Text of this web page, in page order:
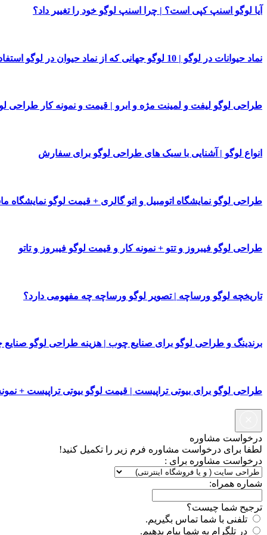
آیا لوگو اسنپ کپی است؟ | چرا اسنپ لوگو خود را تغییر داد؟
نماد حیوانات در لوگو | 10 لوگو جهانی که از نماد حیوان در لوگو استفاده کرده اند
طراحی لوگو لیفت و لمینت مژه و ابرو | قیمت و نمونه کار طراحی
انواع لوگو | آشنایی با سبک های طراحی لوگو برای سفارش
طراحی لوگو نمایشگاه اتومبیل و اتو گالری + قیمت لوگو نمایشگاه
طراحی لوگو فیبروز و تتو + نمونه کار و قیمت لوگو فیبروز و تاتو
تاریخچه لوگو ورساچه | تصویر لوگو ورساچه چه مفهومی دارد؟
برندینگ و طراحی لوگو برای صنایع چوب | هزینه طراحی لوگو
طراحی لوگو برای بیوتی تراپیست | قیمت لوگو بیوتی تراپیست +
درخواست مشاوره
لطفا برای درخواست مشاوره فرم زیر را تکمیل کنید!
درخواست مشاوره برای :
شماره همراه:
ترجیح شما چیست؟
تلفنی با شما تماس بگیریم.
در تلگرام به شما پیام بدهیم.